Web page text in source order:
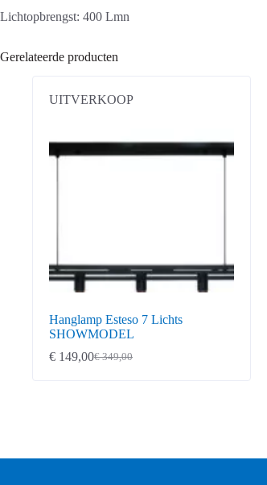
Lichtopbrengst: 400 Lmn
Gerelateerde producten
UITVERKOOP
Hanglamp Esteso 7 Lichts
SHOWMODEL
€349,00
Oorspronkelijke
€ 149,00
Huidige